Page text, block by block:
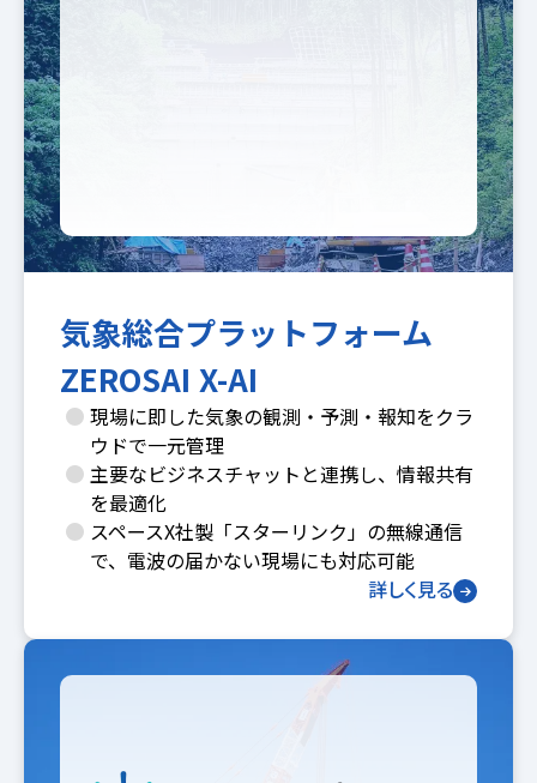
気象総合プラットフォーム
ZEROSAI X-AI
現場に即した気象の観測・予測・報知をクラ
ウドで一元管理
主要なビジネスチャットと連携し、情報共有
を最適化
スペースX社製「スターリンク」の無線通信
で、電波の届かない現場にも対応可能
詳しく見る